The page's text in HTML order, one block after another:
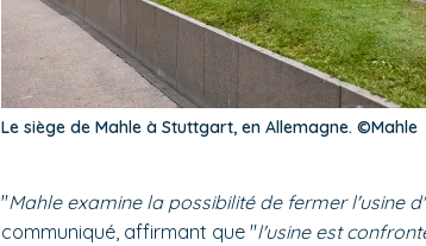
Le siège de Mahle à Stuttgart, en Allemagne. ©Mahle
"Mahle examine la possibilité de fermer l'usine
communiqué, affirmant que "l'usine est